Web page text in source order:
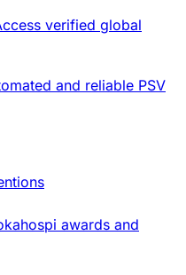
verified global
and reliable PSV
awards and